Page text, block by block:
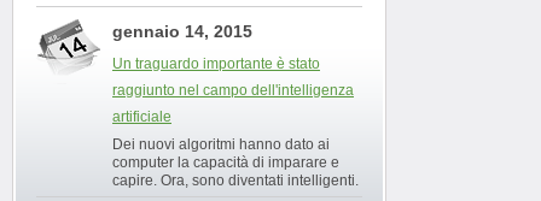
gennaio 14, 2015
Un traguardo importante è stato
raggiunto nel campo dell'intelligenza
artificiale
Dei nuovi algoritmi hanno dato ai
computer la capacità di imparare e
capire. Ora, sono diventati intelligenti.